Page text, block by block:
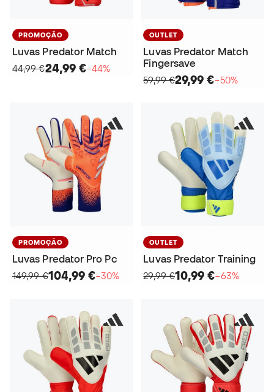
PROMOÇÃO
Luvas Predator Match
44,99 €24,99 €−44%
OUTLET
Luvas Predator Match
Fingersave
59,99 €29,99 €−50%
PROMOÇÃO
Luvas Predator Pro Pc
149,99 €104,99 €−30%
OUTLET
Luvas Predator Training
29,99 €10,99 €−63%